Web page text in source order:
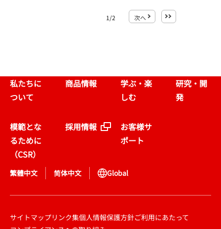
1/2 次へ 最後
私たちに
ついて
商品情報
学ぶ・楽
しむ
研究・開
発
模範とな
るために
（CSR）
採用情報
お客様サ
ポート
繁體中文 简体中文 Global
サイトマップリンク集個人情報保護方針ご利用にあたって